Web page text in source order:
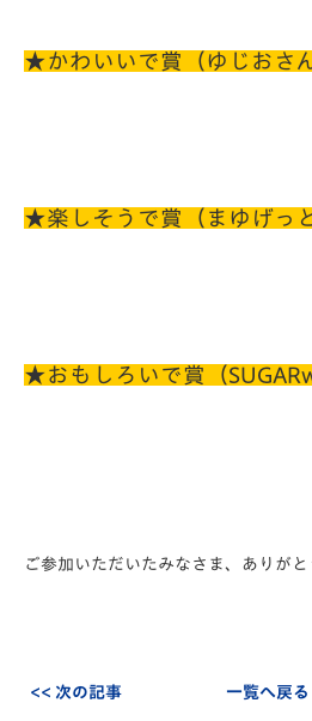
★かわいいで賞（ゆじおさん
★楽しそうで賞（まゆげっ
★おもしろいで賞（
ご参加いただいたみなさま、ありがと
<< 次の記事 一覧へ戻る